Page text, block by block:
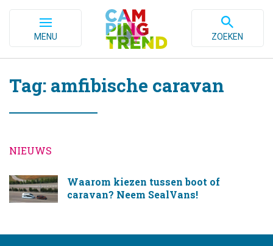
MENU ZOEKEN
Tag: amfibische caravan
NIEUWS
Waarom kiezen tussen boot of
caravan? Neem SealVans!